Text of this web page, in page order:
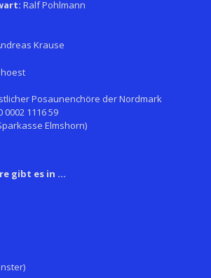
Ralf Pohlmann
Krause
Posaunenchöre der Nordmark
0002 1116 59
Elmshorn)
gibt es in ...